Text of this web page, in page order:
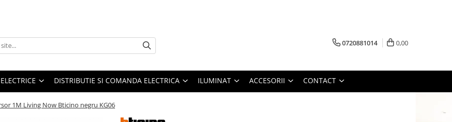
0720881014 0,00
DISTRIBUTIE SI COMANDA ELECTRICA ILUMINAT ACCESORII CONTACT
1M Living Now Bticino negru KG06